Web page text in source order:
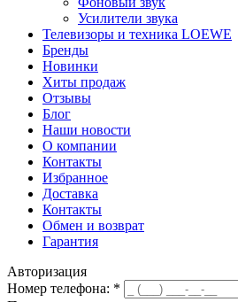
Усилители звука
Телевизоры и техника LOEWE
Бренды
Новинки
Хиты продаж
Отзывы
Блог
Наши новости
О компании
Контакты
Избранное
Доставка
Контакты
Обмен и возврат
Гарантия
Авторизация
Номер телефона: *